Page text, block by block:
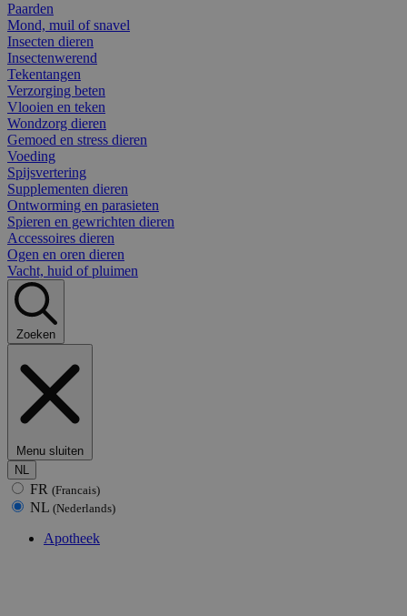
Paarden
Mond, muil of snavel
Insecten dieren
Insectenwerend
Tekentangen
Verzorging beten
Vlooien en teken
Wondzorg dieren
Gemoed en stress dieren
Voeding
Spijsvertering
Supplementen dieren
Ontworming en parasieten
Spieren en gewrichten dieren
Accessoires dieren
Ogen en oren dieren
Vacht, huid of pluimen
Zoeken
Menu sluiten
NL
FR (Francais)
NL (Nederlands)
Apotheek